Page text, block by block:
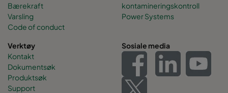
Bærekraft
Varsling
Code of conduct
kontamineringskontroll
Power Systems
Verktøy
Kontakt
Dokumentsøk
Produktsøk
Support
Sosiale media